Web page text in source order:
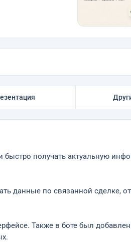
быстро получать актуальную
данные по связанной сделке,
Также в боте был добавлен